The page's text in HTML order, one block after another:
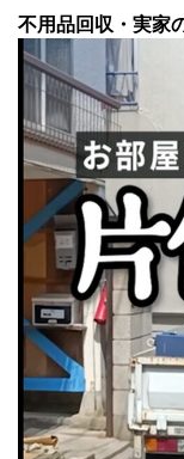
不用品回収・実家